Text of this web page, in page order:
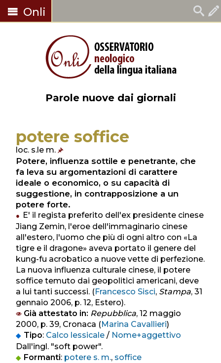
Onli
Parole nuove dai giornali
potere soffice
loc. s.le m.
Potere, influenza sottile e penetrante, che
fa leva su argomentazioni di carattere
ideale o economico, o su capacità di
suggestione, in contrapposizione a un
potere forte.
E' il regista preferito dell'ex presidente cinese
Jiang Zemin, l'eroe dell'immaginario cinese
all'estero, l'uomo che più di ogni altro con «La
tigre e il dragone» aveva portato il genere del
kung-fu acrobatico a nuove vette di perfezione.
La nuova influenza culturale cinese, il potere
soffice temuto dai geopolitici americani, deve
a lui tanti successi. (Francesco Sisci, Stampa, 31
gennaio 2006, p. 12, Estero).
Già attestato in: Repubblica, 12 maggio
2000, p. 39, Cronaca (Marina Cavallieri)
Tipo: Calco lessicale / Nome+aggettivo
Dall'ingl. "soft power".
Formanti: potere s. m., soffice